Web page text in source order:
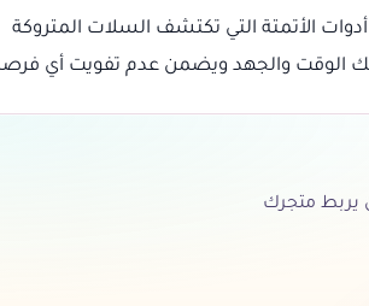
الأتمتة التي تكتشف السلات المتروكة
الوقت والجهد ويضمن عدم تفويت أي
يربط متجرك